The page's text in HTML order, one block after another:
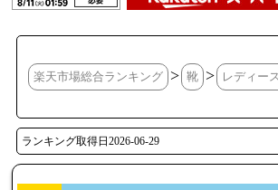
楽天市場総合ランキング > 靴 > レディー
ランキング取得日2026-06-29